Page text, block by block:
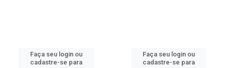
Faça seu login ou
cadastre-se para
Faça seu login ou
cadastre-se para